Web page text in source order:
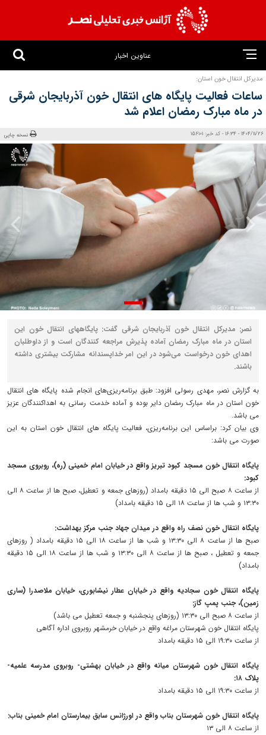
عناوین اخبار
مدیرکل انتقال خون استان:
ساعات فعالیت پایگاه های انتقال خون آذربایجان شرقی
در ماه مبارک رمضان اعلام شد
1404/11/26 - 16:34 - کد خبر: 156101 نسخه چاپی
نصر: مدیرکل انتقال خون آذربایجان شرقی گفت: پایگاههای انتقال خون این
استان در ماه مبارک رمضان آماده پذیرش مراجعه کنندگان است و از داوطلبان
اهدای خون درخواست می‌شود در این امر خداپسندانه مشارکت بیشتری داشته
باشند.
به گزارش نصر، مهدی رسولی افزود: طبق برنامه‌ریزی‌های انجام شده پایگاه های انتقال
خون استان در ماه مبارک رمضان دایر بوده و آماده خدمت رسانی به اهداکنندگان عزیز
می باشد.
وی بیان کرد: براساس این برنامه‌ریزی، فعالیت پایگاه های انتقال خون استان به این
صورت می باشد:
پایگاه انتقال خون مسجد کبود تبریز واقع در خیابان امام خمینی (ره)، روبروی مسجد
کبود:
از ساعت ۸ صبح الی ۱۵ دقیقه بامداد (روزهای جمعه و تعطیل، صبح ها از ساعت ۸ الی
۱۳:۳۰ و شب ها از ساعت ۱۸ الی ۱۵ دقیقه بامداد)
پایگاه انتقال خون نصف راه واقع در میدان جهاد جنب مرکز بهداشت:
صبح ها از ساعت ۸ الی ۱۳:۳۰ و شب ها از ساعت ۱۸ الی ۱۵ دقیقه بامداد ( روزهای
جمعه و تعطیل ، صبح ها از ساعت ۸ الی ۱۳:۳۰ و شب ها از ساعت ۱۸ الی ۱۵ دقیقه
بامداد)
پایگاه انتقال خون سجادیه واقع در خیابان عطار نیشابوری، خیابان ملاصدرا (ساری
زمین)، جنب پمپ گاز:
از ساعت ۸ صبح الی ۱۳:۳۰ (روزهای پنجشنبه و جمعه تعطیل می باشد)
پایگاه انتقال خون شهرستان مراغه واقع در خیابان خرمشهر روبروی اداره آگاهی
از ساعت ۱۹:۳۰ الی ۱۵ دقیقه بامداد
پایگاه انتقال خون شهرستان میانه واقع در خیابان بهشتی- روبروی مدرسه علمیه-
پلاک ۱۸:
از ساعت ۱۹:۳۰ الی ۱۵ دقیقه بامداد
پایگاه انتقال خون شهرستان بناب واقع در اورژانس سابق بیمارستان امام خمینی بناب:
از ساعت ۸ الی ۱۳